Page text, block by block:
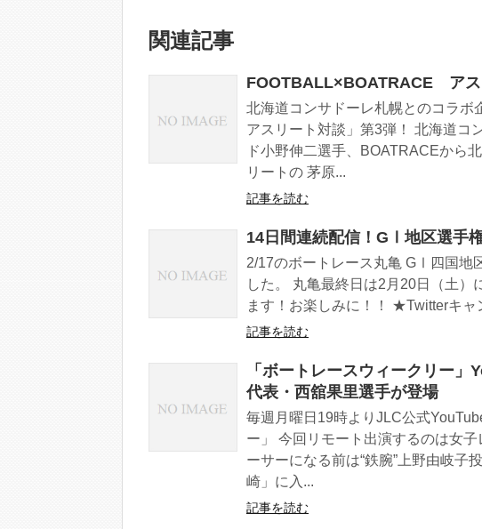
関連記事
FOOTBALL×BOATRACE アス
北海道コンサドーレ札幌とのコラボ
アスリート対談」第3弾！ 北海道コ
ド小野伸二選手、BOATRACEから
リートの 茅原...
記事を読む
14日間連続配信！GⅠ地区選手
2/17のボートレース丸亀 GⅠ四国地
した。 丸亀最終日は2月20日（土）
ます！お楽しみに！！ ★Twitterキャ
記事を読む
「ボートレースウィークリー
代表・西舘果里選手が登場
毎週月曜日19時よりJLC公式
ー」 今回リモート出演するのは女
ーサーになる前は“鉄腕”上野由岐子
崎」に入...
記事を読む